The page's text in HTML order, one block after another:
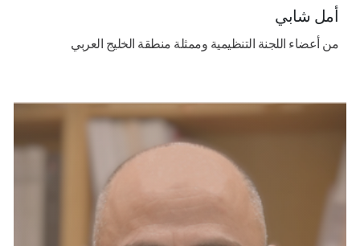
أمل شابي
من أعضاء اللجنة التنظيمية وممثلة منطقة الخليج العربي